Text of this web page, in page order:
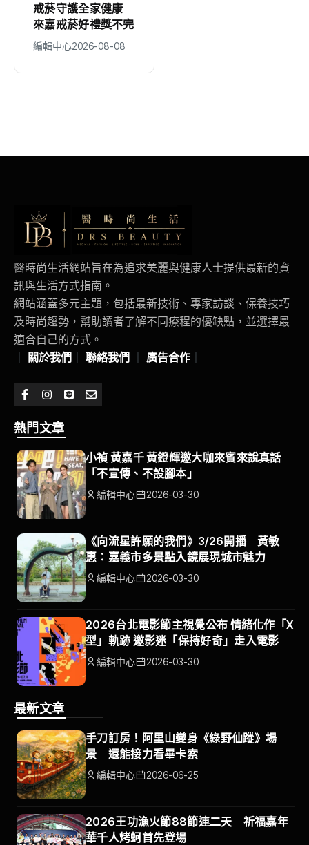
戒菸守護全家健康
來嘉戒菸好禮獎不完
編輯中心2026-08-08
醫時尚生活網站旨在為追求美麗與健康人士提供最新的資
訊與生活方式指南。
網站涵蓋多元主題，包括最新技術、專家訪談、保養技巧
及時尚趨勢，幫助讀者了解不同療程的優缺點，並選擇最
適合自己的方式。
關於我們 聯絡我們 廣告合作
熱門文章
小禎 黃嘉千 黃鐙輝邀大咖來賓來說真話
「不宣傳、不設腳本」
編輯中心 2026-03-30
《向流星許願的我們》3/26開播 黃敏
惠：嘉義市多景點入鏡展現城市魅力
編輯中心 2026-03-30
2026台北電影節主視覺公布 情緒化作「X
型」軌跡 邀影迷「保持好奇」走入電影
編輯中心 2026-03-30
最新文章
手刀訂房！阿里山變身《綠野仙蹤》場
景 還能接力看畢卡索
編輯中心 2026-06-25
2026王功漁火節88節連二天 祈福嘉年
華千人烤蚵首先登場